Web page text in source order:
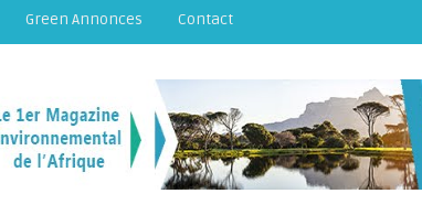
Green Annonces Contact